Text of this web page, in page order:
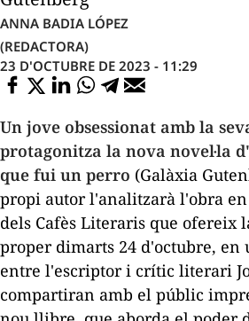
ANNA BADIA LÓPEZ
(REDACTORA)
23 D'OCTUBRE DE 2023 - 11:29
Un jove obsessionat amb la
protagonitza la nova novel·la
que fui un perro (Galàxia
propi autor l'analitzarà l'obra en
dels Cafès Literaris que ofereix
proper dimarts 24 d'octubre, en
entre l'escriptor i crític literari
compartiran amb el públic